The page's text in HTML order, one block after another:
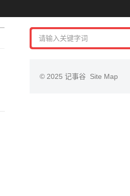
© 2025 记事谷 Site Map